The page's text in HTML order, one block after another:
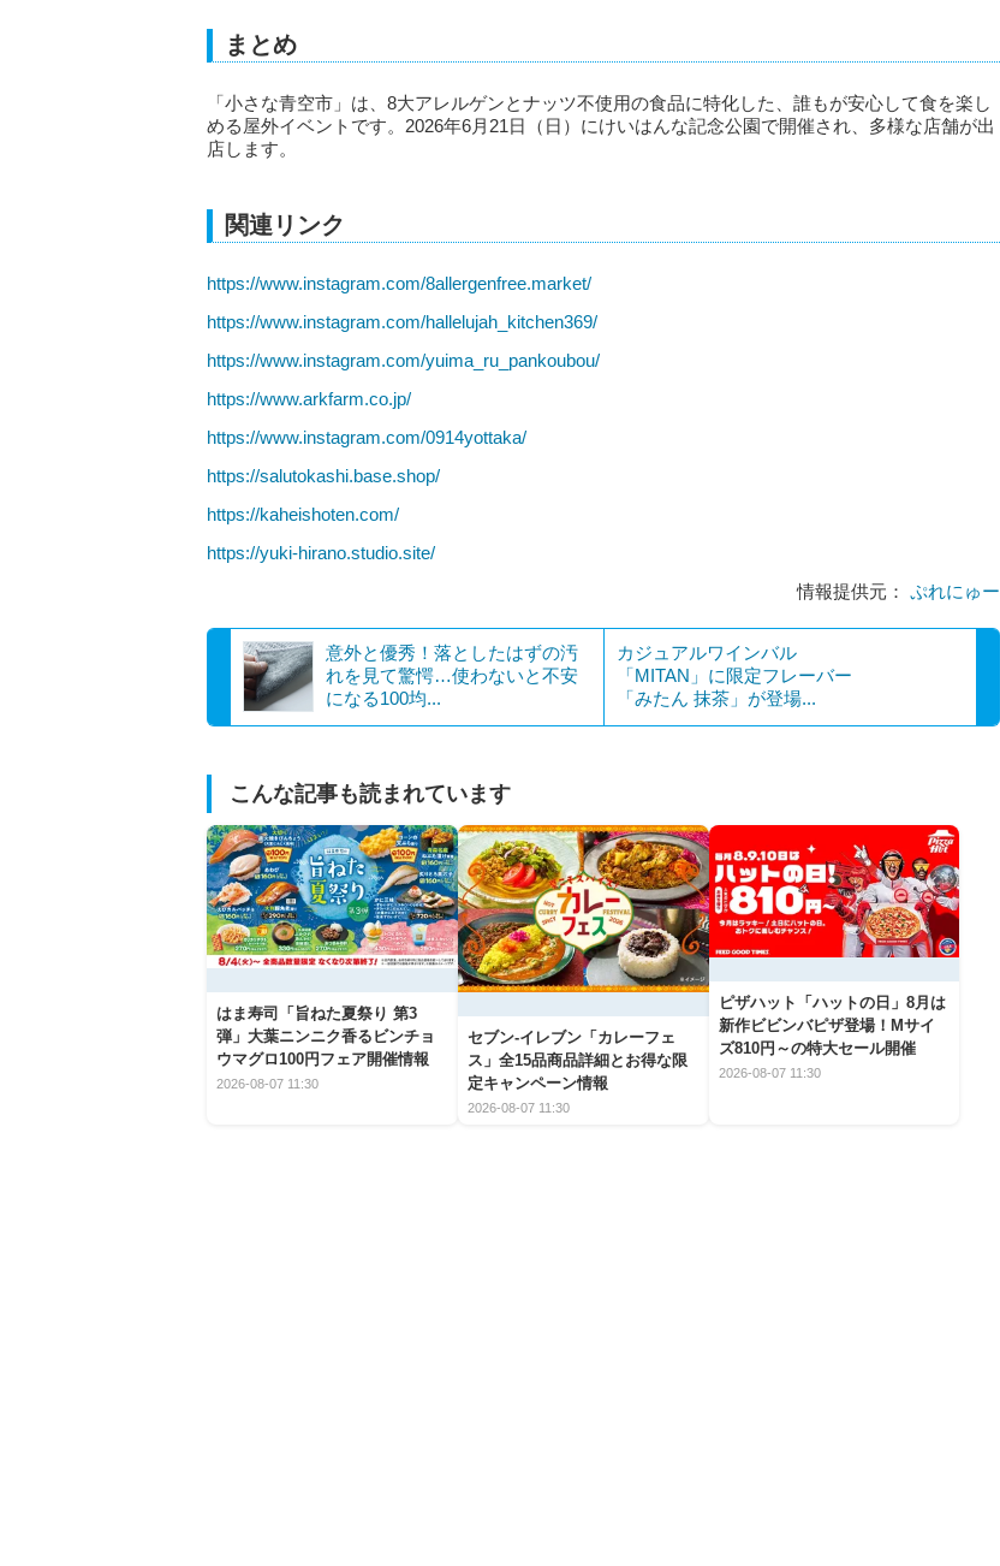
まとめ
「小さな青空市」は、8大アレルゲンとナッツ不使用の食品に特化した、誰もが安心して食を楽し
める屋外イベントです。2026年6月21日（日）にけいはんな記念公園で開催され、多様な店舗が出
店します。
関連リンク
https://www.instagram.com/8allergenfree.market/
https://www.instagram.com/hallelujah_kitchen369/
https://www.instagram.com/yuima_ru_pankoubou/
https://www.arkfarm.co.jp/
https://www.instagram.com/0914yottaka/
https://salutokashi.base.shop/
https://kaheishoten.com/
https://yuki-hirano.studio.site/
情報提供元： ぷれにゅー
意外と優秀！落としたはずの汚
れを見て驚愕…使わないと不安
になる100均...
カジュアルワインバル
「MITAN」に限定フレーバー
「みたん 抹茶」が登場...
こんな記事も読まれています
はま寿司「旨ねた夏祭り 第3
弾」大葉ニンニク香るビンチョ
ウマグロ100円フェア開催情報
2026-08-07 11:30
セブン‐イレブン「カレーフェ
ス」全15品商品詳細とお得な限
定キャンペーン情報
2026-08-07 11:30
ピザハット「ハットの日」8月は
新作ビビンバピザ登場！Mサイ
ズ810円～の特大セール開催
2026-08-07 11:30